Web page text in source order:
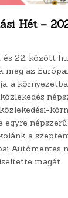
Hét –
és 22. között
meg az
a
egyre
a
Autómentes
magát.